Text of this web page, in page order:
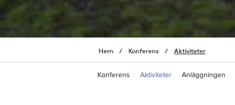
Hem / Konferens / Aktiviteter
Konferens Aktiviteter Anläggningen